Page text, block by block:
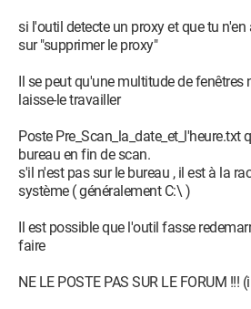
O23 - Service: LogMeIn Hamachi
(x86)\LogMeIn Hamachi\hamachi-
O23 - Service:
C:\Windows\system32\svchost.exe
O23 - Service:
(hkmsvc) - Unknown owner -
C:\Windows\System32\svchost.exe
(HomeGroupListener) - Unknown
C:\Windows\System32\svchost.exe
(HomeGroupProvider) - Unknown
si l'outil detecte un proxy et que tu
sur "supprimer le proxy"
Il se peut qu'une multitude de fenêtres
laisse-le travailler
Poste Pre_Scan_la_date_et_l'heure.txt
bureau en fin de scan.
s'il n'est pas sur le bureau , il est à la
système ( généralement C:\ )
Il est possible que l'outil fasse
faire
NE LE POSTE PAS SUR LE FORUM !!!